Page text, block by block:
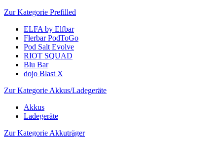
Zur Kategorie Prefilled
ELFA by Elfbar
Flerbar PodToGo
Pod Salt Evolve
RIOT SQUAD
Blu Bar
dojo Blast X
Zur Kategorie Akkus/Ladegeräte
Akkus
Ladegeräte
Zur Kategorie Akkuträger